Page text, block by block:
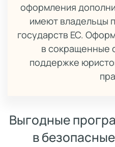
оформления
имеют владельцы
государств ЕС.
в сокращенные
поддержке
Выгодные
в